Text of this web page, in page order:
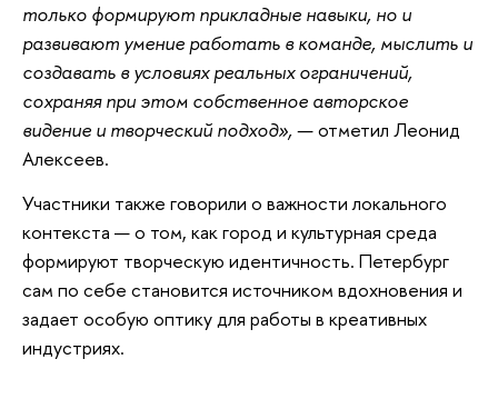
только формируют прикладные навыки, но и
развивают умение работать в команде, мыслить и
создавать в условиях реальных ограничений,
сохраняя при этом собственное авторское
видение и творческий подход», —отметил Леонид
Алексеев.
Участники также говорили о важности локального
контекста — о том, как город и культурная среда
формируют творческую идентичность. Петербург
сам по себе становится источником вдохновения и
задает особую оптику для работы в креативных
индустриях.